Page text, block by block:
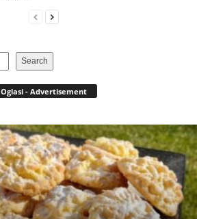
Search
Oglasi - Advertisement